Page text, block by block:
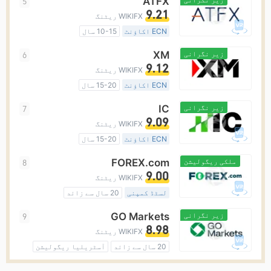
مارکیٹ سازی کا لائسنس (MM)
مین ٹائٹل MT4
9.21 WIKIFX ریٹنگ
ECN اکاؤنٹ
10-15 سال
مارکیٹ سازی کا لائسنس (MM)
مین ٹائٹل MT4
علاقائی بروکر
زیر نگرانی XM
6
9.12 WIKIFX ریٹنگ
ECN اکاؤنٹ
15-20 سال
مارکیٹ سازی کا لائسنس (MM)
مین ٹائٹل MT4
عالمی کاروبار
زیر نگرانی IC
7
9.09 WIKIFX ریٹنگ
ECN اکاؤنٹ
15-20 سال
مارکیٹ سازی کا لائسنس (MM)
مین ٹائٹل MT4
عالمی کاروبار
ملکی ریگولیشن FOREX.com
8
9.00 WIKIFX ریٹنگ
لسٹڈ کمپنی
20 سال سے زائد
مارکیٹ سازی کا لائسنس (MM)
مین ٹائٹل MT4
عالمی کاروبار
اعلیٰ سطح کے خطرات
زیر نگرانی GO Markets
9
8.98 WIKIFX ریٹنگ
20 سال سے زائد
آسٹریلیا ریگولیشن
مارکیٹ سازی کا لائسنس (MM)
cTrader